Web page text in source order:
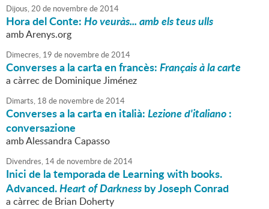
Dijous,20 de novembrede2014
Hora del Conte:Ho veuràs... amb els teus ulls
amb Arenys.org
Dimecres, 19 de novembrede2014
Converses a la carta en francès:Français à la carte
a càrrec de Dominique Jiménez
Dimarts, 18 de novembrede2014
Converses a la carta en italià:Lezione d'italiano:
conversazione
amb Alessandra Capasso
Divendres, 14de novembrede2014
Inici de la temporada de Learning with books.
Advanced.Heart of Darknessby Joseph Conrad
a càrrec de Brian Doherty